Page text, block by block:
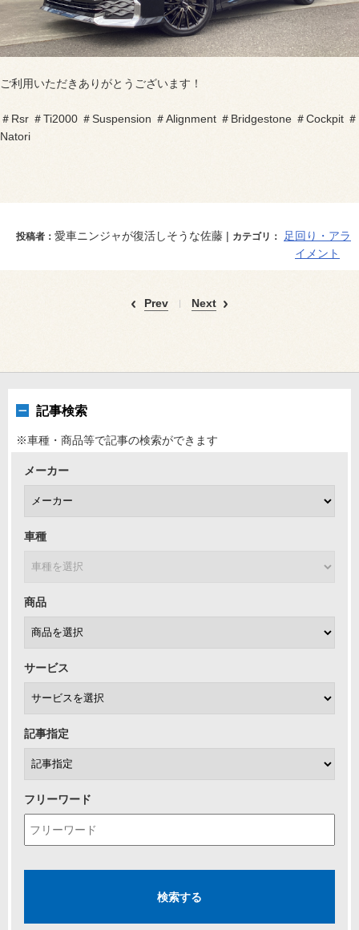
ご利用いただきありがとうございます！
＃Rsr ＃Ti2000 ＃Suspension ＃Alignment ＃Bridgestone ＃Cockpit ＃
Natori
投稿者： 愛車ニンジャが復活しそうな佐藤 | カテゴリ：
足回り・アラ
イメント
Prev Next
記事検索
※車種・商品等で記事の検索ができます
メーカー
車種
商品
サービス
記事指定
フリーワード